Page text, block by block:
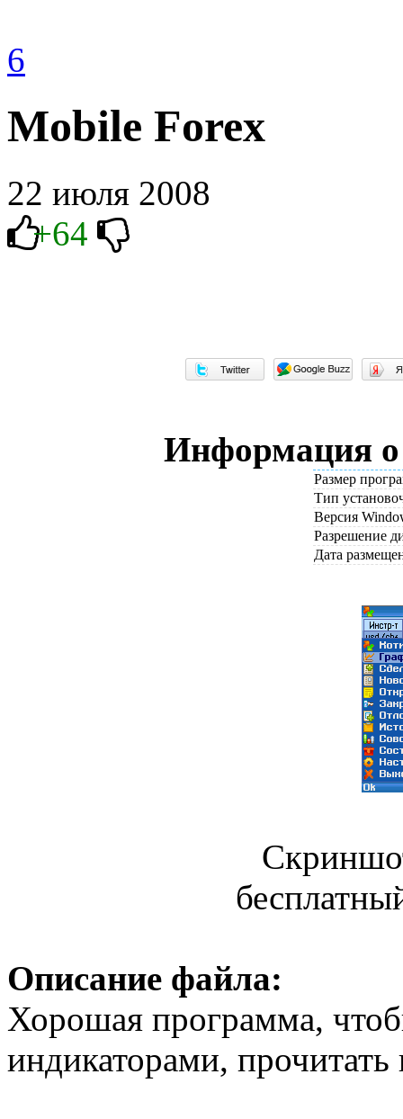
6
Mobile Forex
22 июля 2008
+64
Информация
Размер
Тип
Версия
Разрешение
Дата
Описание файла:
Хорошая программа,
индикаторами, прочитать